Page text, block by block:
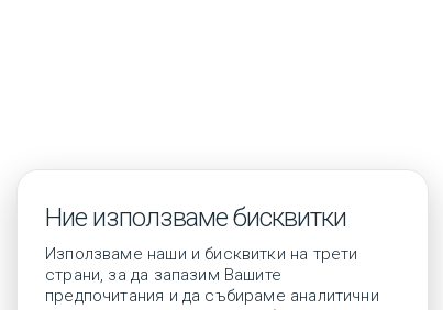
Ние използваме бисквитки
Използваме наши и бисквитки на трети
страни, за да запазим Вашите
предпочитания и да събираме аналитични